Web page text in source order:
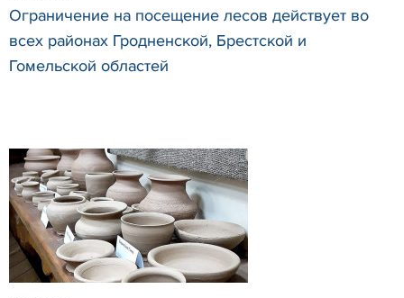
Ограничение на посещение лесов действует во
всех районах Гродненской, Брестской и
Гомельской областей